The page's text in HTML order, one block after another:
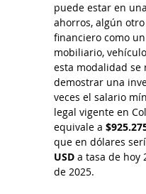
puede estar en
ahorros, algún
financiero como un
mobiliario,
esta modalidad se
demostrar una
veces el salario
legal vigente en
equivale a
que en dólares
USD a tasa de hoy
de 2025.